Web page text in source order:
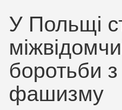
У Польщі
боротьби
фашизму